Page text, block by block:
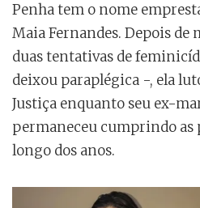
Penha tem o nome
Maia Fernandes. Depois de
duas tentativas de
deixou paraplégica -, ela
Justiça enquanto seu ex-
permaneceu cumprindo as
longo dos anos.